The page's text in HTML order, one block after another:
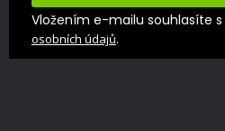
Vložením e-mailu souhlasíte s
osobních údajů.